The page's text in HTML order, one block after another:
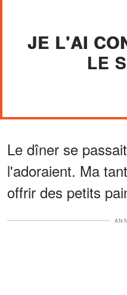
JE L'AI
LE
Le dîner se
l'adoraient. Ma
offrir des petits